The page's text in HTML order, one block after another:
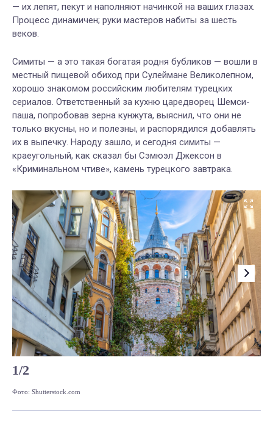
— их лепят, пекут и наполняют начинкой на ваших глазах.
Процесс динамичен; руки мастеров набиты за шесть
веков.
Симиты — а это такая богатая родня бубликов — вошли в
местный пищевой обиход при Сулеймане Великолепном,
хорошо знакомом российским любителям турецких
сериалов. Ответственный за кухню царедворец Шемси-
паша, попробовав зерна кунжута, выяснил, что они не
только вкусны, но и полезны, и распорядился добавлять
их в выпечку. Народу зашло, и сегодня симиты —
краеугольный, как сказал бы Сэмюэл Джексон в
«Криминальном чтиве», камень турецкого завтрака.
1/2
Фото: Shutterstock.com